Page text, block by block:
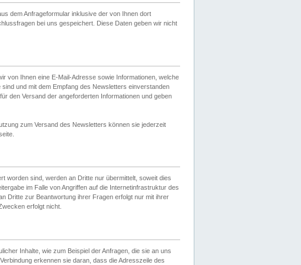
dem Anfrageformular inklusive der von Ihnen dort
bei uns gespeichert. Diese Daten geben wir nicht
von Ihnen eine E-Mail-Adresse sowie Informationen, welche
und mit dem Empfang des Newsletters einverstanden
den Versand der angeforderten Informationen und geben
zum Versand des Newsletters können sie jederzeit
worden sind, werden an Dritte nur übermittelt, soweit dies
im Falle von Angriffen auf die Internetinfrastruktur des
Dritte zur Beantwortung ihrer Fragen erfolgt nur mit ihrer
erfolgt nicht.
Inhalte, wie zum Beispiel der Anfragen, die sie an uns
erkennen sie daran, dass die Adresszeile des